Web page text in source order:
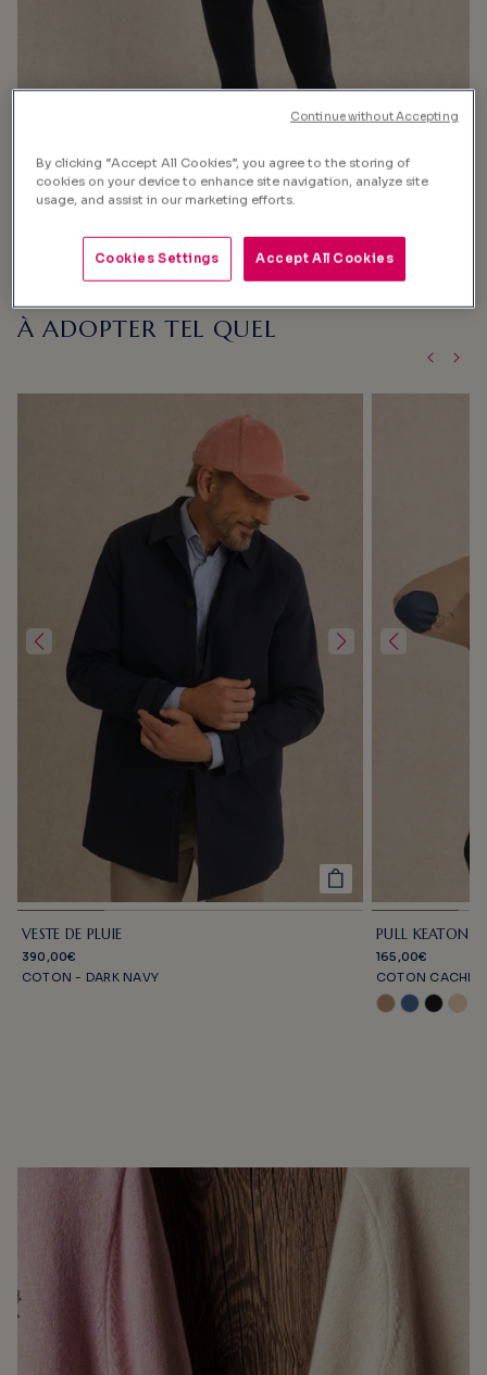
L’INSPIRATION DU STYLISTE :
À ADOPTER TEL QUEL
VESTE DE PLUIE
390,00€
COTON - DARK NAVY
PULL KEATON
165,00€
By clicking “Accept All Cookies”, you agree to the storing of
cookies on your device to enhance site navigation, analyze site
usage, and assist in our marketing efforts.
Accept All Cookies
Cookies Settings
Continue without Accepting